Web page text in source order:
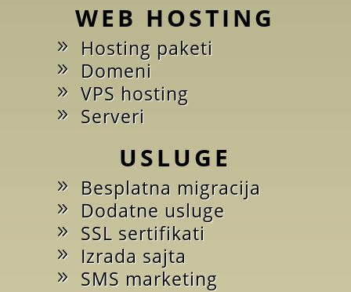
WEB HOSTING
Hosting paketi
Domeni
VPS hosting
Serveri
USLUGE
Besplatna migracija
Dodatne usluge
SSL sertifikati
Izrada sajta
SMS marketing